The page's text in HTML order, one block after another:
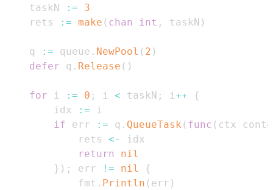
    taskN
:=
3
    rets
:= make ( chan int , taskN )
    q
:= queue . NewPool ( 2 )
defer q . Release ( )
for i := 0 ; i < taskN ; i++
{
        idx
:=
if err := q . QueueTask ( func ( ctx
            rets
<-
return
nil
} ) ; err != nil
{
            fmt
. Println ( err )